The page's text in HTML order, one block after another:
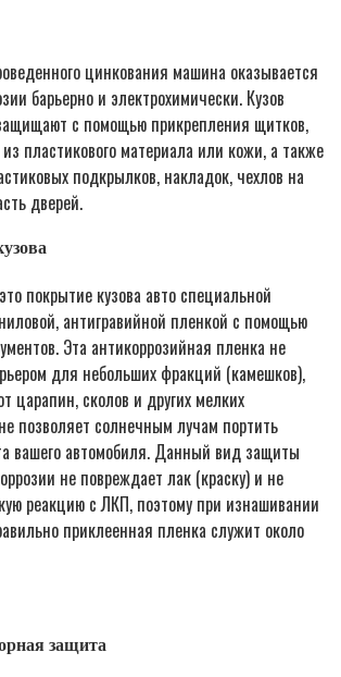
цинкования машина оказывается
барьерно и электрохимически. Кузов
с помощью прикрепления щитков,
пластикового материала или кожи, а также
подкрылков, накладок, чехлов на
дверей.
покрытие кузова авто специальной
антигравийной пленкой с помощью
Эта антикоррозийная пленка не
для небольших фракций (камешков),
царапин, сколов и других мелких
позволяет солнечным лучам портить
вашего автомобиля. Данный вид защиты
не повреждает лак (краску) и не
реакцию с ЛКП, поэтому при изнашивании
приклеенная пленка служит около
защита